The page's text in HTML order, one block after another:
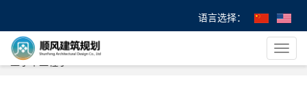
语言选择：
导
航
您的位置：首 页>
> 工程人的好消息来了啊，不用在
垫子干工程了